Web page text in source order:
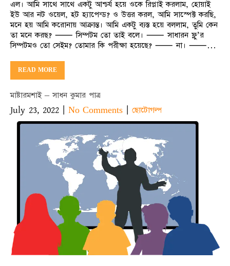
এল। আমি সাথে সাথে একটু আশ্চর্য হয়ে ওকে রিপ্লাই করলাম, হোয়াই
ইউ আর নট ওয়েল, হট হ্যাপেন্ড? ও উত্তর করল, আমি সাস্পেক্ট করছি,
মনে হয় আমি করোনায় আক্রান্ত। আমি একটু ব্যস্ত হয়ে বললাম, তুমি কেন
তা মনে করছ? ⸺ সিম্পটম তো তাই বলে। ⸺ সাধারন ফ্লু’র
সিম্পটমও তো সেইম? তোমার কি পরীক্ষা হয়েছে? ⸺ না। ⸺…
READ MORE
মাষ্টারমশাই – সাধন কুমার পাত্র
July 23, 2022 | No Comments | ছোটোগল্প